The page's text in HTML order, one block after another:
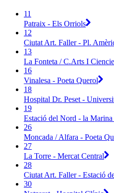
11
Patraix - Els Orriols
12
Ciutat Art. Faller - Pl.
13
La Fonteta / C.Arts I
16
Vinalesa - Poeta Querol
18
Hospital Dr. Peset -
19
Estació del Nord - la
26
Moncada / Alfara - Poeta
27
La Torre - Mercat Central
28
Ciutat Art. Faller - Estació
30